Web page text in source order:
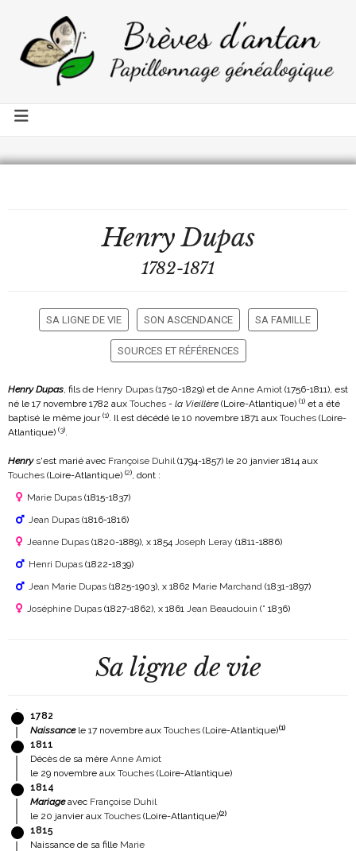
HenryDupas
1782-1871
SA LIGNE DE VIE SON ASCENDANCE SA FAMILLE
SOURCES ET RÉFÉRENCES
Henry Dupas, fils de Henry Dupas (1750-1829) et de Anne Amiot (1756-1811), est
né le 17 novembre 1782 aux Touches - la Vieillère (Loire-Atlantique) (1) et a été
baptisé le même jour (1). Il est décédé le 10 novembre 1871 aux Touches (Loire-
Atlantique) (3).
Henrys'est marié avec Françoise Duhil(1794-1857) le 20 janvier 1814 aux
Touches (Loire-Atlantique) (2), dont :
Marie Dupas (1815-1837)
Jean Dupas (1816-1816)
Jeanne Dupas (1820-1889), x 1854 Joseph Leray (1811-1886)
Henri Dupas (1822-1839)
Jean Marie Dupas (1825-1903), x 1862 Marie Marchand (1831-1897)
Joséphine Dupas (1827-1862), x 1861 Jean Beaudouin (° 1836)
Sa ligne de vie
1782
Naissancele 17 novembre aux Touches (Loire-Atlantique)(1)
1811
Décès de sa mère Anne Amiot
le 29 novembre aux Touches (Loire-Atlantique)
1814
Mariageavec Françoise Duhil
le 20 janvier aux Touches (Loire-Atlantique)(2)
1815
Naissance de sa fille Marie